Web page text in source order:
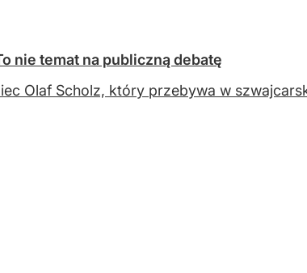
nie temat na publiczną debatę
Olaf Scholz, który przebywa w